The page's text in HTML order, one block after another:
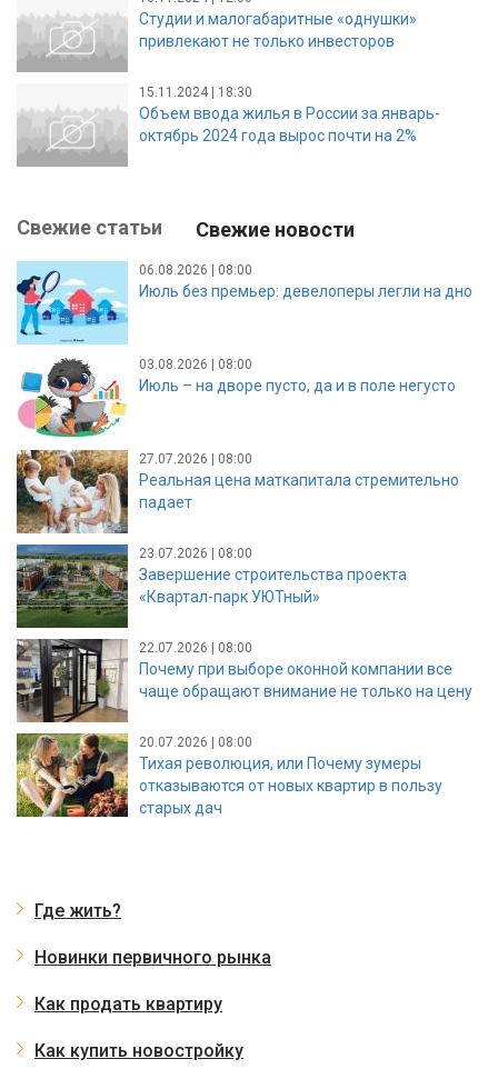
Студии и малогабаритные «однушки»
привлекают не только инвесторов
15.11.2024 | 18:30
Объем ввода жилья в России за январь-
октябрь 2024 года вырос почти на 2%
Свежие статьи Свежие новости
06.08.2026 | 08:00
Июль без премьер: девелоперы легли на дно
03.08.2026 | 08:00
Июль – на дворе пусто, да и в поле негусто
27.07.2026 | 08:00
Реальная цена маткапитала стремительно
падает
23.07.2026 | 08:00
Завершение строительства проекта
«Квартал-парк УЮТный»
22.07.2026 | 08:00
Почему при выборе оконной компании все
чаще обращают внимание не только на цену
20.07.2026 | 08:00
Тихая революция, или Почему зумеры
отказываются от новых квартир в пользу
старых дач
Где жить?
Новинки первичного рынка
Как продать квартиру
Как купить новостройку